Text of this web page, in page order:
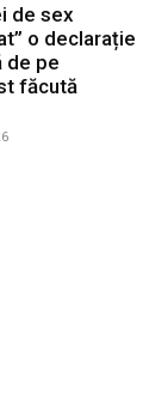
de sex
o declarație
de pe
făcută